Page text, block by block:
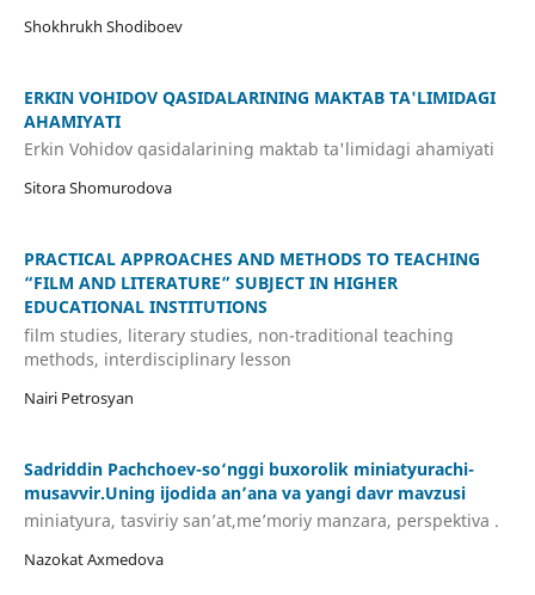
Shokhrukh Shodiboev
ERKIN VOHIDOV QASIDALARINING MAKTAB TA'LIMIDAGI
AHAMIYATI
Erkin Vohidov qasidalarining maktab ta'limidagi ahamiyati
Sitora Shomurodova
PRACTICAL APPROACHES AND METHODS TO TEACHING
“FILM AND LITERATURE” SUBJECT IN HIGHER
EDUCATIONAL INSTITUTIONS
film studies, literary studies, non-traditional teaching
methods, interdisciplinary lesson
Nairi Petrosyan
Sadriddin Pachchoev-so‘nggi buxorolik miniatyurachi-
musavvir.Uning ijodida an’ana va yangi davr mavzusi
miniatyura, tasviriy san’at,me’moriy manzara, perspektiva .
Nazokat Axmedova